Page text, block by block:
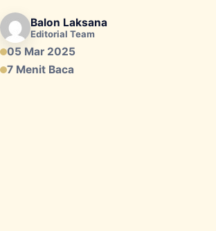
Balon Laksana
Editorial Team
05 Mar 2025
7 Menit Baca